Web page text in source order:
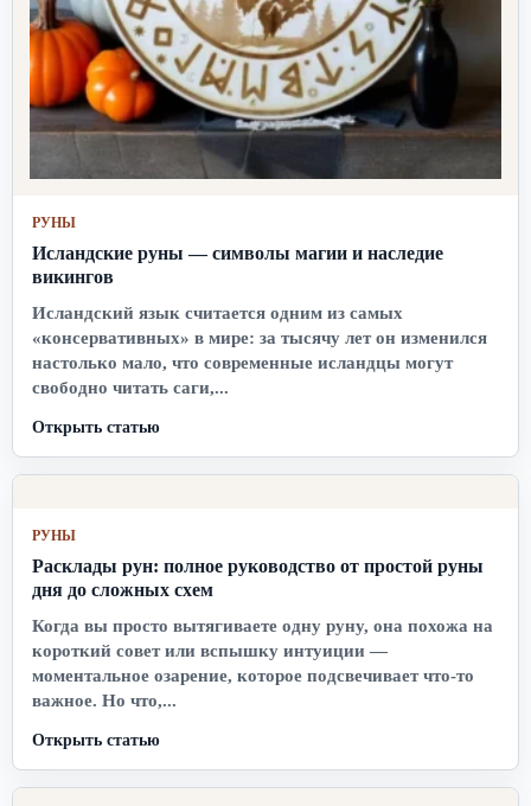
РУНЫ
Исландские руны — символы магии и наследие
викингов
Исландский язык считается одним из самых
«консервативных» в мире: за тысячу лет он изменился
настолько мало, что современные исландцы могут
свободно читать саги,...
Открыть статью
РУНЫ
Расклады рун: полное руководство от простой руны
дня до сложных схем
Когда вы просто вытягиваете одну руну, она похожа на
короткий совет или вспышку интуиции —
моментальное озарение, которое подсвечивает что-то
важное. Но что,...
Открыть статью